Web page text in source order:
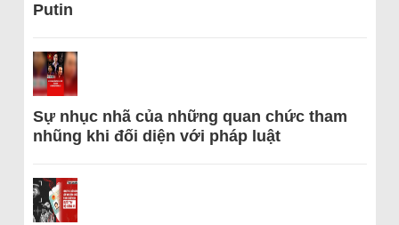
Putin
Sự nhục nhã của những quan chức tham
nhũng khi đối diện với pháp luật